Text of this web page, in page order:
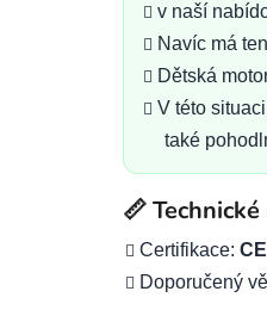
v naší
Navíc má
Dětská
V této
také
📏
Certifikace: CE
Doporučený